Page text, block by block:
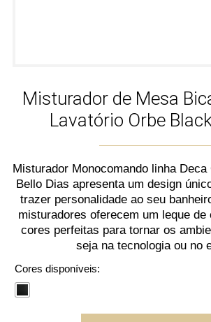
Misturador de Mesa
Lavatório Orbe
Misturador Monocomando linha
Bello Dias apresenta um design
trazer personalidade ao seu
misturadores oferecem um leque de
cores perfeitas para tornar os
seja na tecnologia ou no
Cores disponíveis: